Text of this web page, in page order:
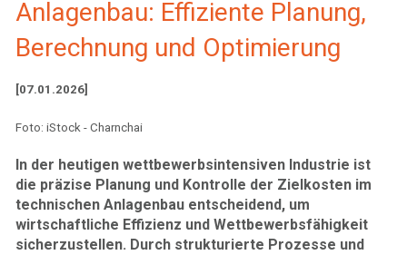
Anlagenbau: Effiziente Planung,
Berechnung und Optimierung
[07.01.2026]
Foto: iStock - Charnchai
In der heutigen wettbewerbsintensiven Industrie ist
die präzise Planung und Kontrolle der Zielkosten im
technischen Anlagenbau entscheidend, um
wirtschaftliche Effizienz und Wettbewerbsfähigkeit
sicherzustellen. Durch strukturierte Prozesse und